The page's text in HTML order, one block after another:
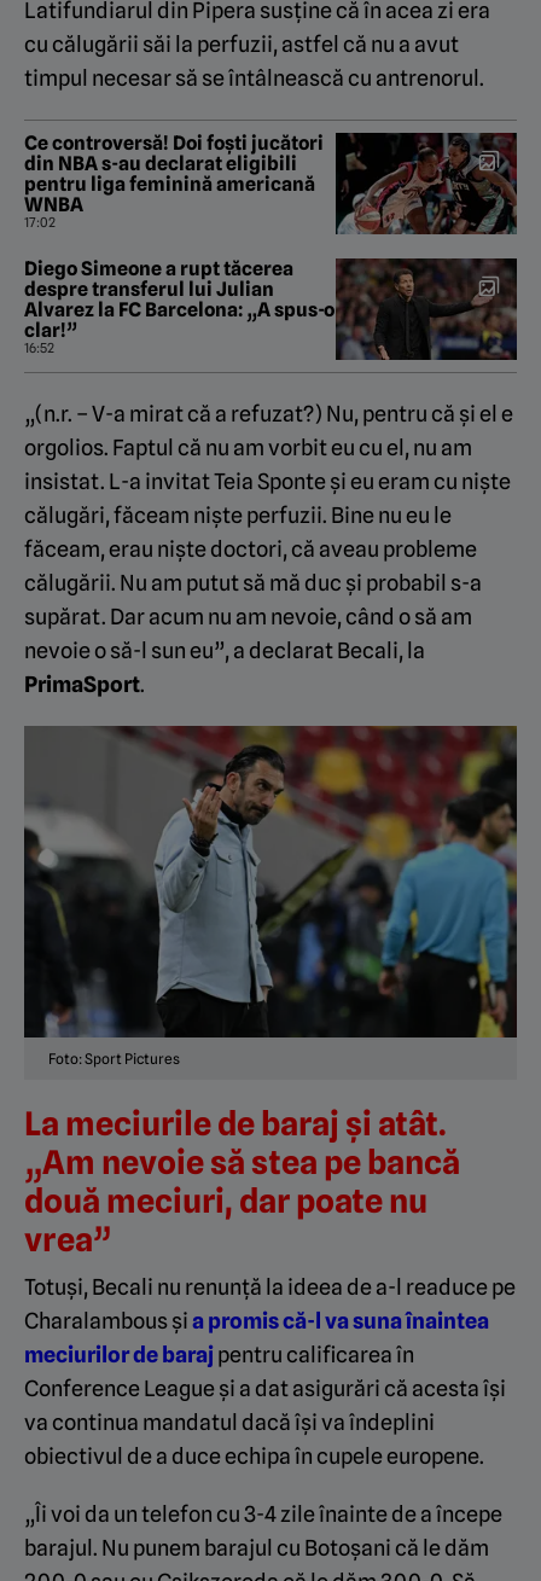
Latifundiarul din Pipera susține că în acea zi era
cu călugării săi la perfuzii, astfel că nu a avut
timpul necesar să se întâlnească cu antrenorul.
Ce controversă! Doi foști jucători
din NBA s-au declarat eligibili
pentru liga feminină americană
WNBA
17:02
Diego Simeone a rupt tăcerea
despre transferul lui Julian
Alvarez la FC Barcelona: „A spus-o
clar!”
16:52
„(n.r. – V-a mirat că a refuzat?) Nu, pentru că și el e
orgolios. Faptul că nu am vorbit eu cu el, nu am
insistat. L-a invitat Teia Sponte și eu eram cu niște
călugări, făceam niște perfuzii. Bine nu eu le
făceam, erau niște doctori, că aveau probleme
călugării. Nu am putut să mă duc și probabil s-a
supărat. Dar acum nu am nevoie, când o să am
nevoie o să-l sun eu”, a declarat Becali, la
PrimaSport.
Foto: Sport Pictures
La meciurile de baraj și atât.
„Am nevoie să stea pe bancă
două meciuri, dar poate nu
vrea”
Totuși, Becali nu renunță la ideea de a-l readuce pe
Charalambous șia promis că-l va suna înaintea
meciurilor de barajpentru calificarea în
Conference League și a dat asigurări că acesta își
va continua mandatul dacă își va îndeplini
obiectivul de a duce echipa în cupele europene.
„Îi voi da un telefon cu 3-4 zile înainte de a începe
barajul. Nu punem barajul cu Botoșani că le dăm